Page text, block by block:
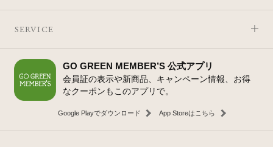
SERVICE
GO GREEN MEMBER’S 公式アプリ
会員証の表示や新商品、キャンペーン情報、お得
なクーポンもこのアプリで。
Google Playでダウンロード App Storeはこちら